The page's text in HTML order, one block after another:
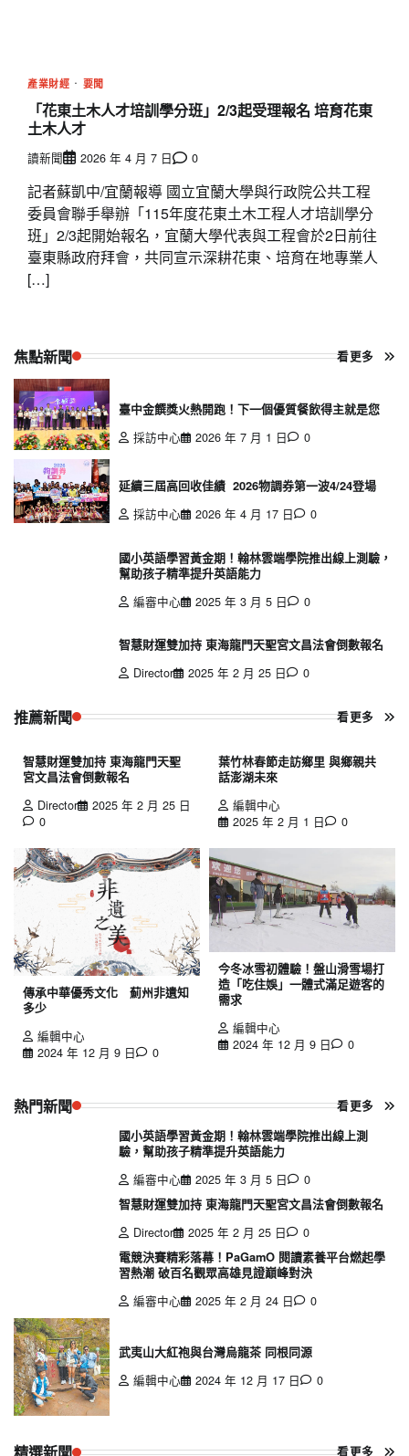
產業財經 要聞
「花東土木人才培訓學分班」2/3起受理報名 培育花東
土木人才
讀新聞 2026 年 4 月 7 日 0
記者蘇凱中/宜蘭報導 國立宜蘭大學與行政院公共工程
委員會聯手舉辦「115年度花東土木工程人才培訓學分
班」2/3起開始報名，宜蘭大學代表與工程會於2日前往
臺東縣政府拜會，共同宣示深耕花東、培育在地專業人
[…]
焦點新聞 看更多
臺中金饌獎火熱開跑！下一個優質餐飲得主就是您
採訪中心
2026 年 7 月 1 日 0
延續三屆高回收佳績 2026物調券第一波4/24登場
採訪中心
2026 年 4 月 17 日 0
國小英語學習黃金期！翰林雲端學院推出線上測驗，
幫助孩子精準提升英語能力
編審中心
2025 年 3 月 5 日 0
智慧財運雙加持 東海龍門天聖宮文昌法會倒數報名
Director
2025 年 2 月 25 日 0
推薦新聞 看更多
智慧財運雙加持 東海龍門天聖
宮文昌法會倒數報名
Director
2025 年 2 月 25 日
0
葉竹林春節走訪鄉里 與鄉親共
話澎湖未來
編輯中心
2025 年 2 月 1 日
0
傳承中華優秀文化 薊州非遺知
多少
編輯中心
2024 年 12 月 9 日
0
今冬冰雪初體驗！盤山滑雪場打
造「吃住娛」一體式滿足遊客的
需求
編輯中心
2024 年 12 月 9 日
0
熱門新聞 看更多
國小英語學習黃金期！翰林雲端學院推出線上測
驗，幫助孩子精準提升英語能力
編審中心
2025 年 3 月 5 日
0
智慧財運雙加持 東海龍門天聖宮文昌法會倒數報名
Director
2025 年 2 月 25 日
0
電競決賽精彩落幕！PaGamO 閱讀素養平台燃起學
習熱潮 破百名觀眾高雄見證巔峰對決
編審中心
2025 年 2 月 24 日 0
武夷山大紅袍與台灣烏龍茶 同根同源
編輯中心
2024 年 12 月 17 日 0
看更多